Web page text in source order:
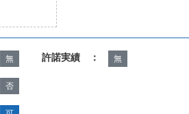
無 許諾実績 ： 無
否